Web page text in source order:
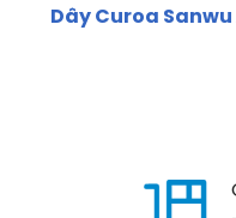
Dây Curoa Sanwu